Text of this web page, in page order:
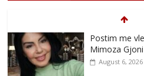
Postim me
Mimoza Gjoni
August 6, 2026